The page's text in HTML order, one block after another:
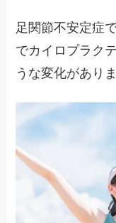
足関節不安定症
でカイロプラク
うな変化がありま